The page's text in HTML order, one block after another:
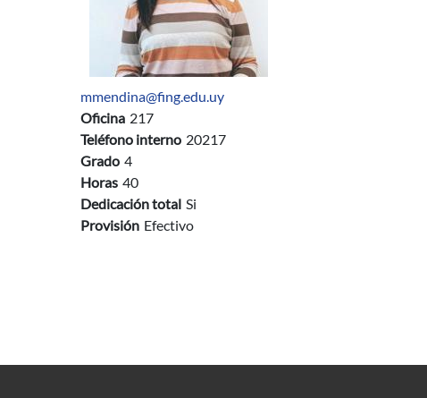
mmendina@fing.edu.uy
Oficina 217
Teléfono interno 20217
Grado 4
Horas 40
Dedicación total Si
Provisión Efectivo